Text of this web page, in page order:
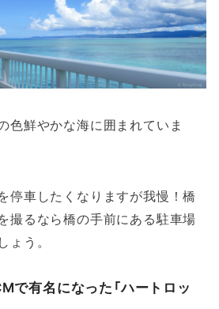
色鮮やかな海に囲まれていま
停車したくなりますが我慢！橋
撮るなら橋の手前にある駐車場
ょう。
で有名になった「ハートロッ